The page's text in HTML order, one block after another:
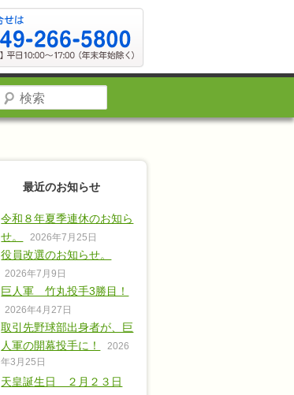
最近のお知らせ
令和８年夏季連休のお知ら
せ。
2026年7月25日
役員改選のお知らせ。
2026年7月9日
巨人軍 竹丸投手3勝目！
2026年4月27日
取引先野球部出身者が、巨
人軍の開幕投手に！
2026
年3月25日
天皇誕生日 ２月２３日